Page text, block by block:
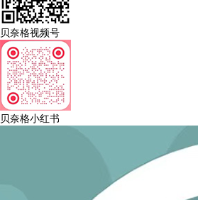
贝奈格视频号
贝奈格小红书